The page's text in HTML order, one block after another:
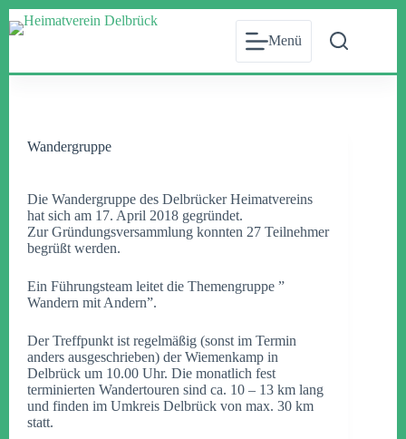
Zum
Inhalt
Menü
Wandergruppe
Die Wandergruppe des Delbrücker Heimatvereins
hat sich am 17. April 2018 gegründet.
Zur Gründungsversammlung konnten 27 Teilnehmer
begrüßt werden.
Ein Führungsteam leitet die Themengruppe ”
Wandern mit Andern”.
Der Treffpunkt ist regelmäßig (sonst im Termin
anders ausgeschrieben) der Wiemenkamp in
Delbrück um 10.00 Uhr. Die monatlich fest
terminierten Wandertouren sind ca. 10 – 13 km lang
und finden im Umkreis Delbrück von max. 30 km
statt.